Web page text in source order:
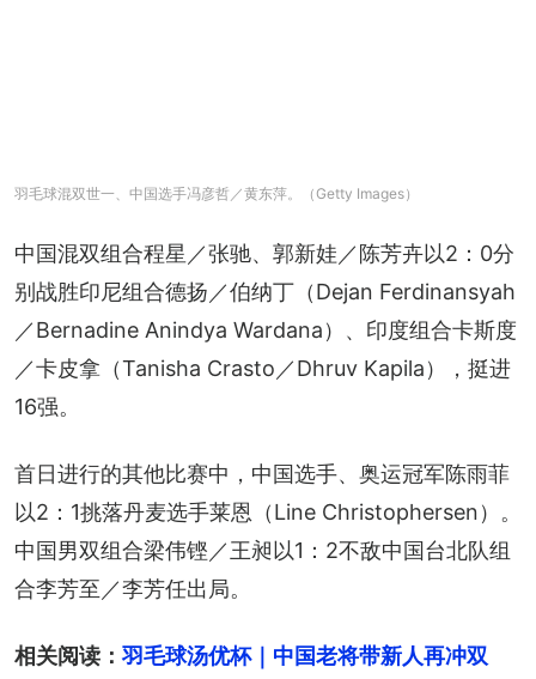
羽毛球混双世一、中国选手冯彦哲／黄东萍。（Getty Images）
中国混双组合程星／张驰、郭新娃／陈芳卉以2：0分
别战胜印尼组合德扬／伯纳丁（Dejan Ferdinansyah
／Bernadine Anindya Wardana）、印度组合卡斯度
／卡皮拿（Tanisha Crasto／Dhruv Kapila），挺进
16强。
首日进行的其他比赛中，中国选手、奥运冠军陈雨菲
以2：1挑落丹麦选手莱恩（Line Christophersen）。
中国男双组合梁伟铿／王昶以1：2不敌中国台北队组
合李芳至／李芳任出局。
相关阅读： 羽毛球汤优杯｜中国老将带新人再冲双